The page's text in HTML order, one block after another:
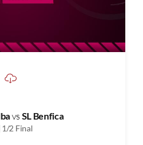
vs SL Benfica
2 Final